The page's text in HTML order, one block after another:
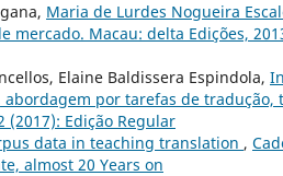
Maria de Lurdes Nogueira
Macau: delta Edições,
Elaine Baldissera Espindola,
por tarefas de tradução,
(2017): Edição Regular
data in teaching translation ,
almost 20 Years on